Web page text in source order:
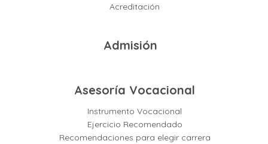
Acreditación
Admisión
Asesoría Vocacional
Instrumento Vocacional
Ejercicio Recomendado
Recomendaciones para elegir carrera